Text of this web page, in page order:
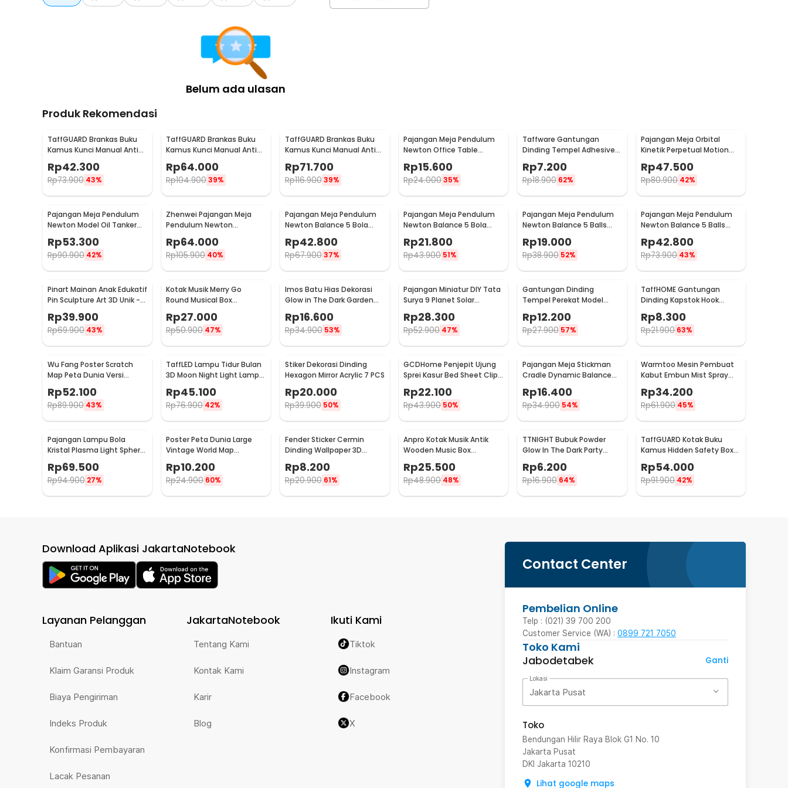
Rincian yang Anda dapatkan untuk pembelian produk ini:
Belum ada ulasan
Produk Rekomendasi
TaffGUARD Brankas Buku
Kamus Kunci Manual Anti
Maling Hidden Safe Box
Kecil - KB-10L
Rp42.300
Rp73.900 43%
TaffGUARD Brankas Buku
Kamus Kunci Manual Anti
Maling Hidden Safe Box
Sedang - KB-10L
Rp64.000
Rp104.90039%
TaffGUARD Brankas Buku
Kamus Kunci Manual Anti
Besar - KB-10L
Rp71.700
Rp116.900 39%
Pajangan Meja Pendulum
Newton Office Table
Decoration 5 Ball S - H50S
Rp15.600
Rp24.00035%
Taffware Gantungan
Dinding Tempel Adhesive
ST40
Rp7.200
Rp18.900 62%
Pajangan Meja Orbital
Kinetik Perpetual Motion
Rp47.500
Rp80.900 42%
Pajangan Meja Pendulum
Newton Model Oil Tanker
Perpetual Debate - B101
Rp53.300
Rp90.900 42%
Zhenwei Pajangan Meja
Pendulum Newton
Perpetual Model Ferris
Wheel - ZPW
Rp64.000
Rp105.900 40%
Pajangan Meja Pendulum
Newton Balance 5 Bola
Model Arched M - ZY02
Rp42.800
Rp67.900 37%
Pajangan Meja Pendulum
Newton Balance 5 Bola
Model Arched S - ZY02
Rp21.800
Rp43.900 51%
Pajangan Meja Pendulum
Newton Balance 5 Balls
LX013
Rp19.000
Rp38.900 52%
Pajangan Meja Pendulum
Newton Balance 5 Balls
Stainless Steel Model T L -
LX013
Rp42.800
Rp73.900 43%
Pinart Mainan Anak Edukatif
Pin Sculpture Art 3D Unik -
FD-P3
Rp39.900
Rp69.900 43%
Kotak Musik Merry Go
Round Musical Box
Y02
Rp27.000
Rp50.900 47%
Imos Batu Hias Dekorasi
Glow in The Dark Garden
Stone 100 PCS - HC0043
Rp16.600
Rp34.900 53%
Pajangan Miniatur DIY Tata
Surya 9 Planet Solar
System Planetary - 2135
Rp28.300
Rp52.900 47%
Gantungan Dinding
Tempel Perekat Model
Rp12.200
Rp27.900 57%
TaffHOME Gantungan
Dinding Kapstok Hook
Hanger Stainless Steel 201
- MT11
Rp8.300
Rp21.900 63%
Wu Fang Poster Scratch
Map Peta Dunia Versi
Rp52.100
Rp89.900 43%
TaffLED Lampu Tidur Bulan
3D Moon Night Light Lamp 3
LD002701
Rp45.100
Rp76.900 42%
Stiker Dekorasi Dinding
Hexagon Mirror Acrylic 7 PCS
Rp20.000
Rp39.900 50%
GCDHome Penjepit Ujung
Sprei Kasur Bed Sheet Clip
Rp22.100
Rp43.900 50%
Pajangan Meja Stickman
Cradle Dynamic Balance
Instrument Ball Pendulum
Rp16.400
Rp34.900 54%
Warmtoo Mesin Pembuat
Kabut Embun Mist Spray
Fog Maker 12 LED 24V - WT01
Rp34.200
Rp61.900 45%
Pajangan Lampu Bola
Kristal Plasma Light Sphere
- ZC211700
Rp69.500
Rp94.900 27%
Poster Peta Dunia Large
Vintage World Map
Rp10.200
Rp24.900 60%
Fender Sticker Cermin
Dinding Wallpaper 3D
Model Square Mirror 9 PCS -
Q353
Rp8.200
Rp20.900 61%
Anpro Kotak Musik Antik
Wooden Music Box
ADQ0194
Rp25.500
Rp48.900 48%
TTNIGHT Bubuk Powder
Glow In The Dark Party
Decoration 10g - T01
Rp6.200
Rp16.900 64%
TaffGUARD Kotak Buku
Kamus Hidden Safety Box
KB-10P
Rp54.000
Rp91.900 42%
Contact Center
Pembelian Online
Telp : (021) 39 700 200
Customer Service (WA) : 0899 721 7050
Toko Kami
Jabodetabek
Ganti
Lokasi
Jakarta Pusat
Toko
Bendungan Hilir Raya Blok G1 No. 10
Jakarta Pusat
DKI Jakarta 10210
Lihat google maps
Download Aplikasi JakartaNotebook
Layanan Pelanggan
Bantuan
Klaim Garansi Produk
Biaya Pengiriman
Indeks Produk
Konfirmasi Pembayaran
Lacak Pesanan
JakartaNotebook
Tentang Kami
Kontak Kami
Karir
Blog
Ikuti Kami
Tiktok
Instagram
Facebook
X